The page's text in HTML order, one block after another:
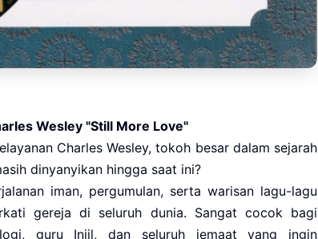
Wesley "Still More Love"
Charles Wesley, tokoh besar dalam sejarah
dinyanyikan hingga saat ini?
iman, pergumulan, serta warisan lagu-lagu
gereja di seluruh dunia. Sangat cocok bagi
guru Injil, dan seluruh jemaat yang ingin